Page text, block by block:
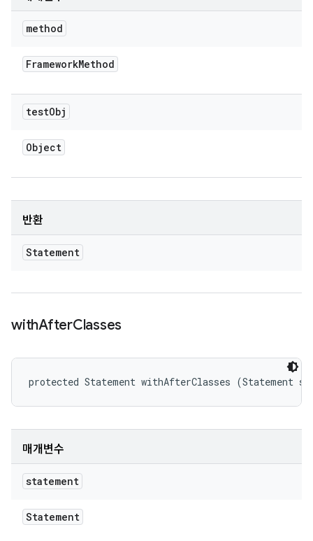
method
FrameworkMethod
testObj
Object
반환
Statement
withAfterClasses
protected Statement withAfterClasses (Statement
매개변수
statement
Statement